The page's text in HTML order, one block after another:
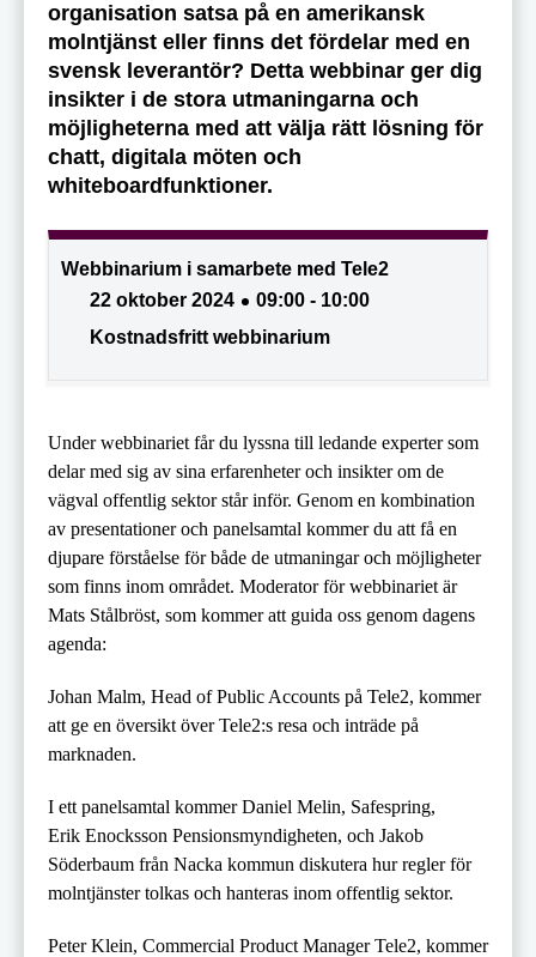
organisation satsa på en amerikansk
molntjänst eller finns det fördelar med en
svensk leverantör? Detta webbinar ger dig
insikter i de stora utmaningarna och
möjligheterna med att välja rätt lösning för
chatt, digitala möten och
whiteboardfunktioner.
Webbinarium i samarbete med Tele2
22 oktober 2024
09:00 - 10:00
Kostnadsfritt webbinarium
Under webbinariet får du lyssna till ledande experter som
delar med sig av sina erfarenheter och insikter om de
vägval offentlig sektor står inför. Genom en kombination
av presentationer och panelsamtal kommer du att få en
djupare förståelse för både de utmaningar och möjligheter
som finns inom området. Moderator för webbinariet är
Mats Stålbröst, som kommer att guida oss genom dagens
agenda:
Johan Malm, Head of Public Accounts på Tele2, kommer
att ge en översikt över Tele2:s resa och inträde på
marknaden.
I ett panelsamtal kommer Daniel Melin, Safespring,
Erik Enocksson Pensionsmyndigheten, och Jakob
Söderbaum från Nacka kommun diskutera hur regler för
molntjänster tolkas och hanteras inom offentlig sektor.
Peter Klein, Commercial Product Manager Tele2, kommer